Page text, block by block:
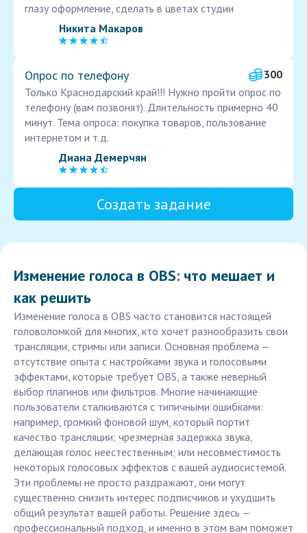
глазу оформление, сделать в цветах студии
Никита Макаров
Опрос по телефону
300
Только Краснодарский край!!! Нужно пройти опрос по
телефону (вам позвонят). Длительность примерно 40
минут. Тема опроса: покупка товаров, пользование
интернетом и т.д.
Диана Демерчян
Создать задание
Изменение голоса в OBS: что мешает и
как решить
Изменение голоса в OBS часто становится настоящей
головоломкой для многих, кто хочет разнообразить свои
трансляции, стримы или записи. Основная проблема —
отсутствие опыта с настройками звука и голосовыми
эффектами, которые требует OBS, а также неверный
выбор плагинов или фильтров. Многие начинающие
пользователи сталкиваются с типичными ошибками:
например, громкий фоновой шум, который портит
качество трансляции; чрезмерная задержка звука,
делающая голос неестественным; или несовместимость
некоторых голосовых эффектов с вашей аудиосистемой.
Эти проблемы не просто раздражают, они могут
существенно снизить интерес подписчиков и ухудшить
общий результат вашей работы. Решение здесь —
профессиональный подход, и именно в этом вам поможет